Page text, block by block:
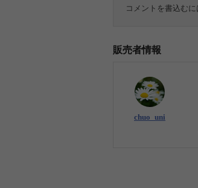
コメントを書込むに
販売者情報
chuo_uni